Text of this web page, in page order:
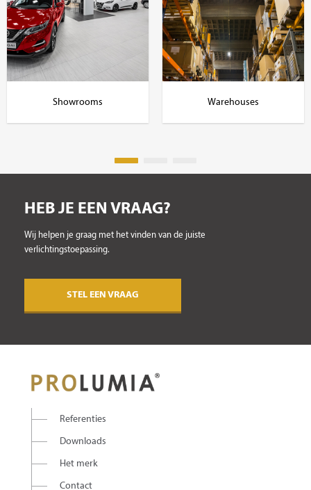
Showrooms Warehouses
HEB JE EEN VRAAG?
Wij helpen je graag met het vinden van de juiste
verlichtingstoepassing.
STEL EEN VRAAG
Referenties
Downloads
Het merk
Contact